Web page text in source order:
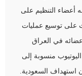
أعضاء التنظيم على
على توسيع عمليات
في العراق
منسوبة إلى
استهداف السعودية.